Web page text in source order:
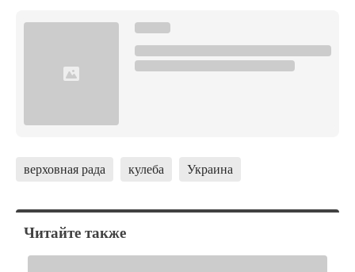
верховная рада кулеба Украина
Читайте также